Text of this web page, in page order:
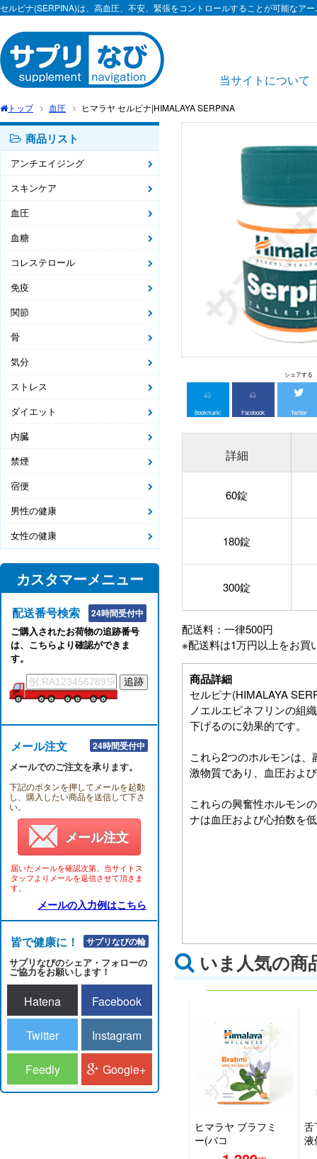
セルピナ(SERPINA)は、高血圧、不安、緊張をコントロールすることが可能なア
当サイトについて
トップ 血圧 ヒマラヤ セルピナ|HIMALAYA SERPINA
商品リスト
アンチエイジング
スキンケア
血圧
血糖
コレステロール
免疫
関節
骨
気分
ストレス
ダイエット
内臓
禁煙
宿便
男性の健康
女性の健康
カスタマーメニュー
配送番号検索 24時間受付中
ご購入されたお荷物の追跡番号
は、こちらより確認ができま
す。
メール注文 24時間受付中
メールでのご注文を承ります。
下記のボタンを押してメールを起動
し、購入したい商品を送信して下さ
い。
メール注文
届いたメールを確認次第、当サイトス
タッフよりメールを返信させて頂きま
す。
メールの入力例はこちら
皆で健康に！！サプリなびの輪
サプリなびのシェア・フォローの
ご協力をお願いします！
Hatena Facebook
Twitter Instagram
Feedly Google+
シェアする
Bookmark! Facebook Twitter
詳細
60錠
180錠
300錠
配送料：一律500円
※配送料は1万円以上をお買
商品詳細
セルピナ(HIMALAYA
ノエルエピネフリンの組
下げるのに効果的です。
これら2つのホルモンは
激物質であり、血圧およ
これらの興奮性ホルモン
ナは血圧および心拍数を
いま人気の商
ヒマラヤ ブラフミ
ー(バコ
パ)|HIMALAYA
舌
液